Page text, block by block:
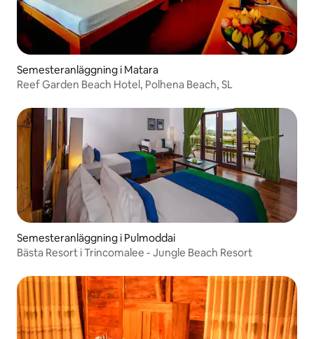
Semesteranläggning i Matara
Reef Garden Beach Hotel, Polhena Beach, SL
Semesteranläggning i Pulmoddai
Bästa Resort i Trincomalee - Jungle Beach Resort